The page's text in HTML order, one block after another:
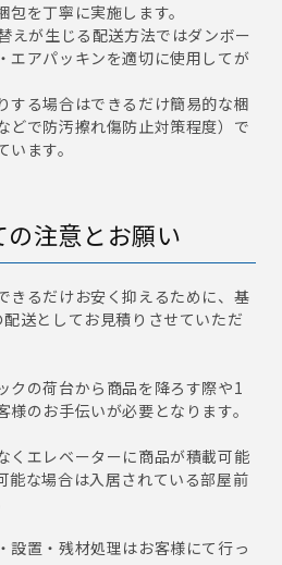
を丁寧に実施します。
えが生じる配送方法ではダンボー
エアパッキンを適切に使用してが
する場合はできるだけ簡易的な梱
どで防汚擦れ傷防止対策程度）で
ます。
注意とお願い
きるだけお安く抑えるために、基
送としてお見積りさせていただ
クの荷台から商品を降ろす際や1
のお手伝いが必要となります。
くエレベーターに商品が積載可能
能な場合は入居されている部屋前
設置・残材処理はお客様にて行っ